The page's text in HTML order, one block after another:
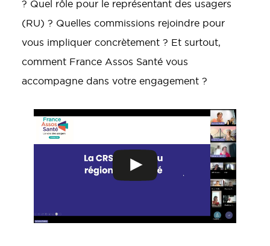
? Quel rôle pour le représentant des usagers
(RU) ? Quelles commissions rejoindre pour
vous impliquer concrètement ? Et surtout,
comment France Assos Santé vous
accompagne dans votre engagement ?